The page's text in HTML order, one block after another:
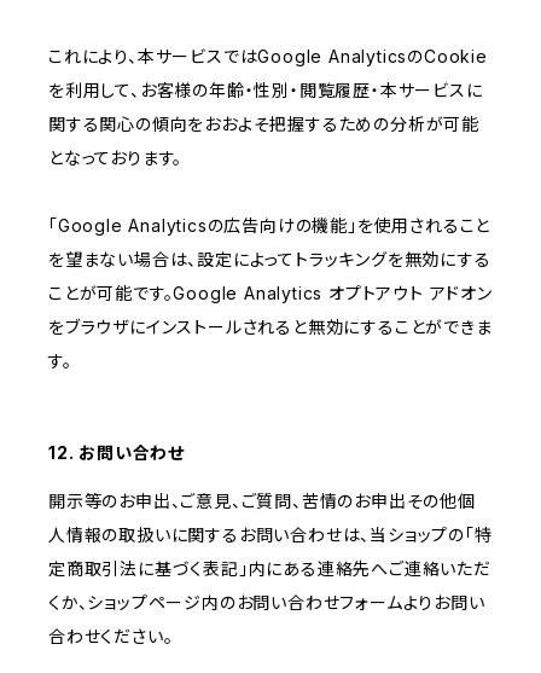
これにより、本サービスではGoogle AnalyticsのCookie
を利用して、お客様の年齢・性別・閲覧履歴・本サービスに
関する関心の傾向をおおよそ把握するための分析が可能
となっております。
「Google Analyticsの広告向けの機能」を使用されること
を望まない場合は、設定によってトラッキングを無効にする
ことが可能です。Google Analytics オプトアウト アドオン
をブラウザにインストールされると無効にすることができま
す。
12. お問い合わせ
開示等のお申出、ご意見、ご質問、苦情のお申出その他個
人情報の取扱いに関するお問い合わせは、当ショップの「特
定商取引法に基づく表記」内にある連絡先へご連絡いただ
くか、ショップページ内のお問い合わせフォームよりお問い
合わせください。